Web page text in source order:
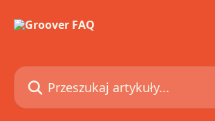
Przeszukaj artykuły...